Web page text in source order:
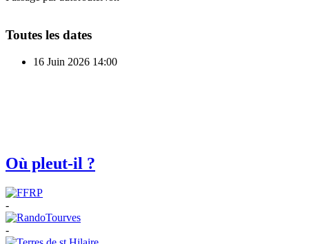
Toutes les dates
16 Juin 2026 14:00
Où pleut-il ?
-
-